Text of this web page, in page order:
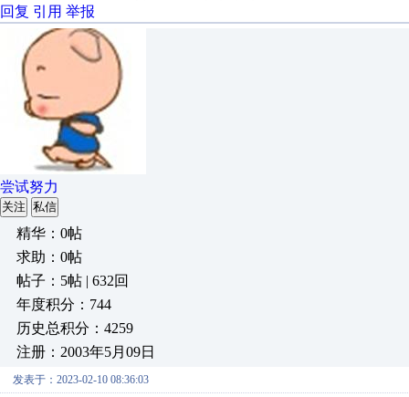
回复 引用 举报
尝试努力
关注 私信
精华：0帖
求助：0帖
帖子：5帖 | 632回
年度积分：744
历史总积分：4259
注册：2003年5月09日
发表于：2023-02-10 08:36:03